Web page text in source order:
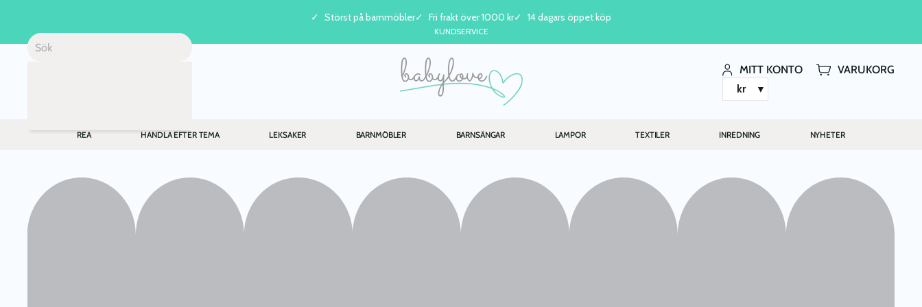
Skip to main content
Störst på barnmöbler Fri frakt över 1000 kr 14 dagars öppet köp
KUNDSERVICE
MITT KONTO
VARUKORG
kr
REA HANDLA EFTER TEMA LEKSAKER BARNMÖBLER BARNSÄNGAR LAMPOR TEXTILER INREDNING NYHETER